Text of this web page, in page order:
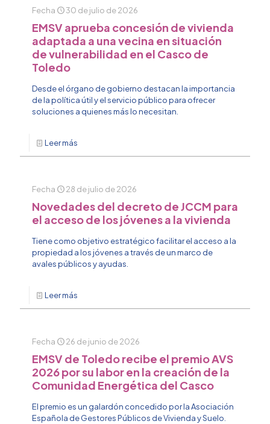
Fecha 30 de julio de 2026
EMSV aprueba concesión de vivienda
adaptada a una vecina en situación
de vulnerabilidad en el Casco de
Toledo
Desde el órgano de gobierno destacan la importancia
de la política útil y el servicio público para ofrecer
soluciones a quienes más lo necesitan.
Leer más
Fecha 28 de julio de 2026
Novedades del decreto de JCCM para
el acceso de los jóvenes a la vivienda
Tiene como objetivo estratégico facilitar el acceso a la
propiedad a los jóvenes a través de un marco de
avales públicos y ayudas.
Leer más
Fecha 26 de junio de 2026
EMSV de Toledo recibe el premio AVS
2026 por su labor en la creación de la
Comunidad Energética del Casco
El premio es un galardón concedido por la Asociación
Española de Gestores Públicos de Vivienda y Suelo.